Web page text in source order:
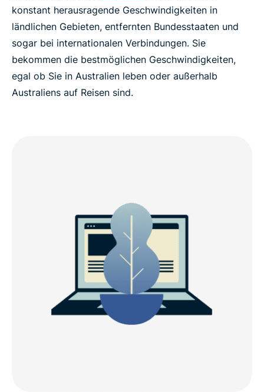
konstant herausragende Geschwindigkeiten in
ländlichen Gebieten, entfernten Bundesstaaten und
sogar bei internationalen Verbindungen. Sie
bekommen die bestmöglichen Geschwindigkeiten,
egal ob Sie in Australien leben oder außerhalb
Australiens auf Reisen sind.